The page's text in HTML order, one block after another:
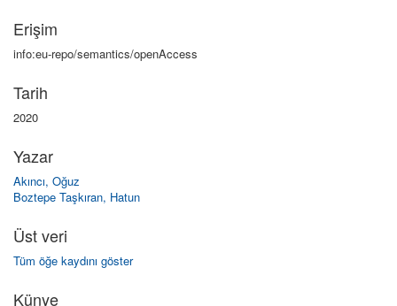
Erişim
info:eu-repo/semantics/openAccess
Tarih
2020
Yazar
Akıncı, Oğuz
Boztepe Taşkıran, Hatun
Üst veri
Tüm öğe kaydını göster
Künye